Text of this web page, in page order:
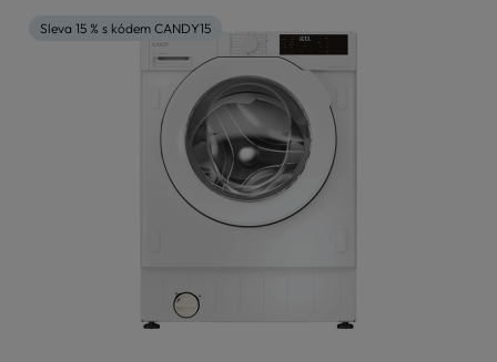
Sleva 15 % s kódem CANDY15